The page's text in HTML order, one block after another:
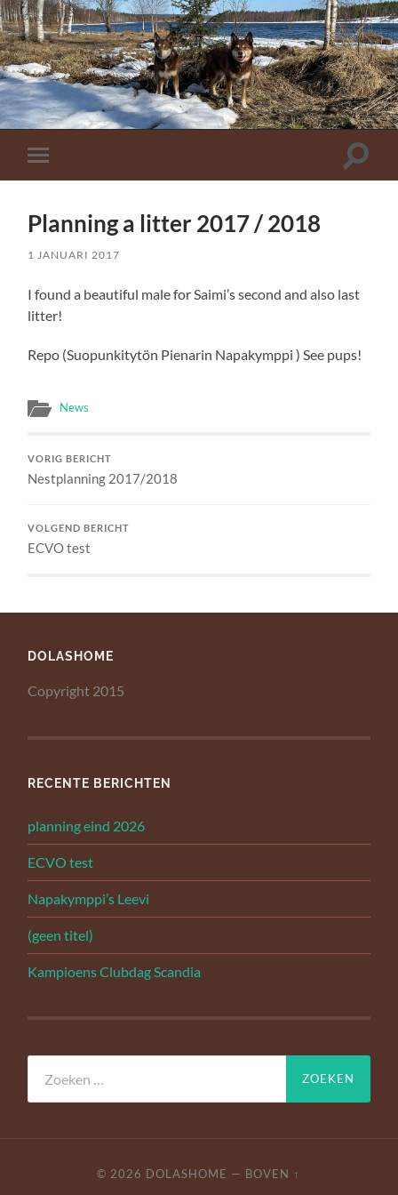
Toggle
mobiel
Toggle
Planning a litter 2017 / 2018
1 JANUARI 2017
I found a beautiful male for Saimi’s second and also last
litter!
Repo (Suopunkitytön Pienarin Napakymppi ) See pups!
News
VORIG BERICHT
Nestplanning 2017/2018
VOLGEND BERICHT
ECVO test
DOLASHOME
Copyright 2015
RECENTE BERICHTEN
planning eind 2026
ECVO test
Napakymppi’s Leevi
(geen titel)
Kampioens Clubdag Scandia
naar:
© 2026 DOLASHOME — BOVEN ↑